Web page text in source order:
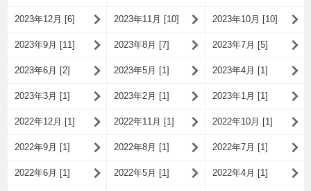
2023年12月 [6] 2023年11月 [10] 2023年10月 [10]
2023年9月 [11] 2023年8月 [7] 2023年7月 [5]
2023年6月 [2] 2023年5月 [1] 2023年4月 [1]
2023年3月 [1] 2023年2月 [1] 2023年1月 [1]
2022年12月 [1] 2022年11月 [1] 2022年10月 [1]
2022年9月 [1] 2022年8月 [1] 2022年7月 [1]
2022年6月 [1] 2022年5月 [1] 2022年4月 [1]